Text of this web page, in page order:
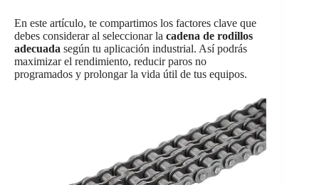
En este artículo, te compartimos los factores clave que
debes considerar al seleccionar la cadena de rodillos
adecuada según tu aplicación industrial. Así podrás
maximizar el rendimiento, reducir paros no
programados y prolongar la vida útil de tus equipos.